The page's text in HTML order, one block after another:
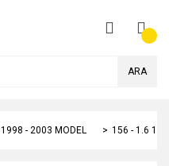
ARA
1998 - 2003 MODEL 156 - 1.6